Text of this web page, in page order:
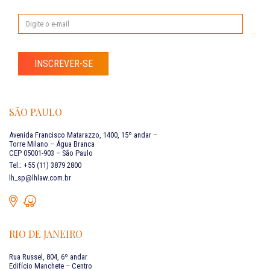
INSCREVER-SE
SÃO PAULO
Avenida Francisco Matarazzo, 1400, 15º andar –
Torre Milano – Água Branca
CEP 05001-903 – São Paulo
Tel.: +55 (11) 3879 2800
lh_sp@lhlaw.com.br
RIO DE JANEIRO
Rua Russel, 804, 6º andar
Edifício Manchete – Centro